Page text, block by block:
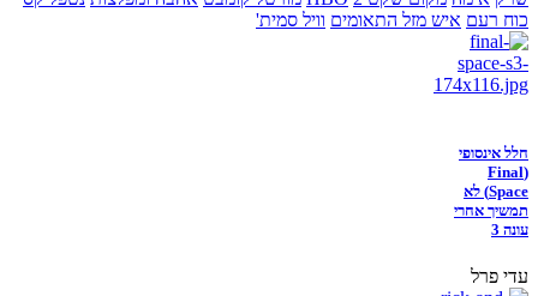
כוח רעם איש מזל התאומים וויל סמית'
חלל אינסופי
(Final
Space) לא
תמשיך אחרי
עונה 3
עדי פרל